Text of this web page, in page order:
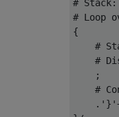
#
# Loop
{
#
#
    ;
#